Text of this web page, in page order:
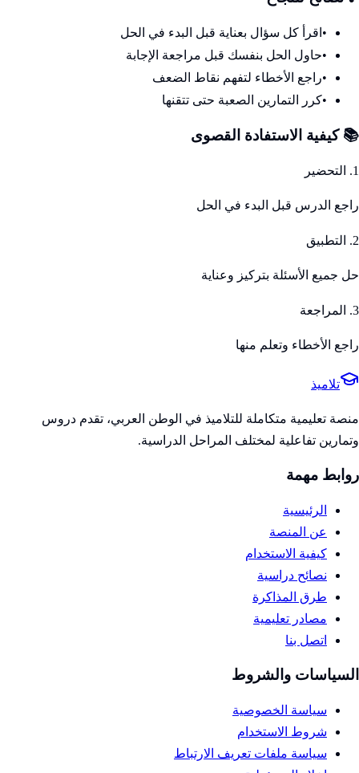
• اقرأ كل سؤال بعناية قبل البدء في الحل
•حاول الحل بنفسك قبل مراجعة الإجابة
•راجع الأخطاء لتفهم نقاط الضعف
•كرر التمارين الصعبة حتى تتقنها
📚 كيفية الاستفادة القصوى
1. التحضير
راجع الدرس قبل البدء في الحل
2. التطبيق
حل جميع الأسئلة بتركيز وعناية
3. المراجعة
راجع الأخطاء وتعلم منها
تلاميذ
منصة تعليمية متكاملة للتلاميذ في الوطن العربي، تقدم دروس
وتمارين تفاعلية لمختلف المراحل الدراسية.
روابط مهمة
الرئيسية
عن المنصة
كيفية الاستخدام
نصائح دراسية
طرق المذاكرة
مصادر تعليمية
اتصل بنا
السياسات والشروط
سياسة الخصوصية
شروط الاستخدام
سياسة ملفات تعريف الارتباط